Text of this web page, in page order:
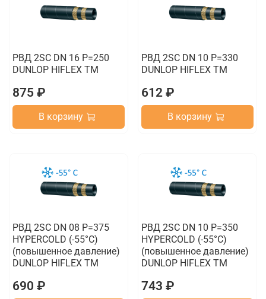
РВД 2SC DN 16 P=250
DUNLOP HIFLEX TM
875 ₽
В корзину
РВД 2SC DN 10 P=330
DUNLOP HIFLEX TM
612 ₽
В корзину
РВД 2SC DN 08 P=375
HYPERCOLD (-55°C)
(повышенное давление)
DUNLOP HIFLEX TM
690 ₽
РВД 2SC DN 10 P=350
HYPERCOLD (-55°C)
(повышенное давление)
DUNLOP HIFLEX TM
743 ₽